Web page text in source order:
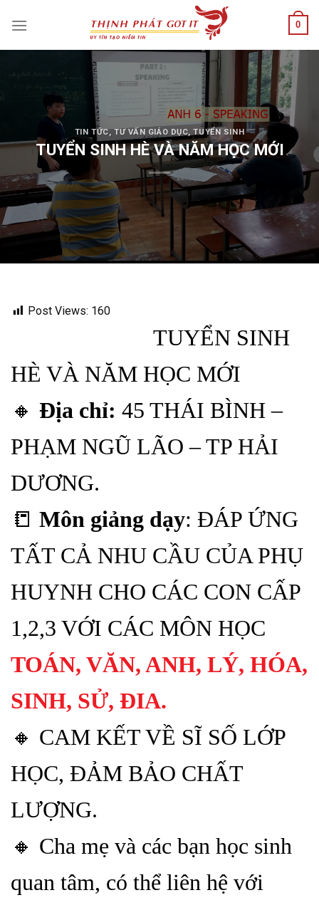
0
TIN TỨC,TƯ VẤN GIÁO DỤC,TUYỂN SINH
TUYỂN SINH HÈ VÀ NĂM HỌC MỚI
Post Views: 160
TUYỂN SINH
HÈ VÀ NĂM HỌC MỚI
🔸 Địa chỉ: 45 THÁI BÌNH –
PHẠM NGŨ LÃO – TP HẢI
DƯƠNG.
📒 Môn giảng dạy: ĐÁP ỨNG
TẤT CẢ NHU CẦU CỦA PHỤ
HUYNH CHO CÁC CON CẤP
1,2,3 VỚI CÁC MÔN HỌC
TOÁN, VĂN, ANH, LÝ, HÓA,
SINH, SỬ, ĐIA.
🔸 CAM KẾT VỀ SĨ SỐ LỚP
HỌC, ĐẢM BẢO CHẤT
LƯỢNG.
🔸 Cha mẹ và các bạn học sinh
quan tâm, có thể liên hệ với